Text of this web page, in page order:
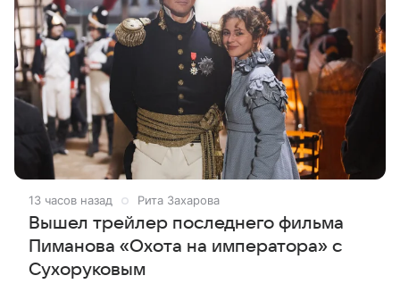
13 часов назад Рита Захарова
Вышел трейлер последнего фильма
Пиманова «Охота на императора» с
Сухоруковым